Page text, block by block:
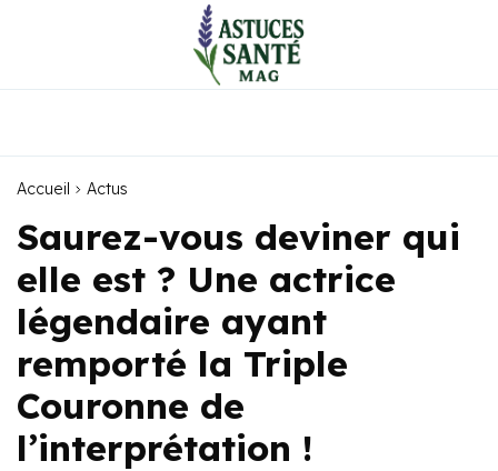
Accueil Actus
Saurez-vous deviner qui
elle est ? Une actrice
légendaire ayant
remporté la Triple
Couronne de
l’interprétation !